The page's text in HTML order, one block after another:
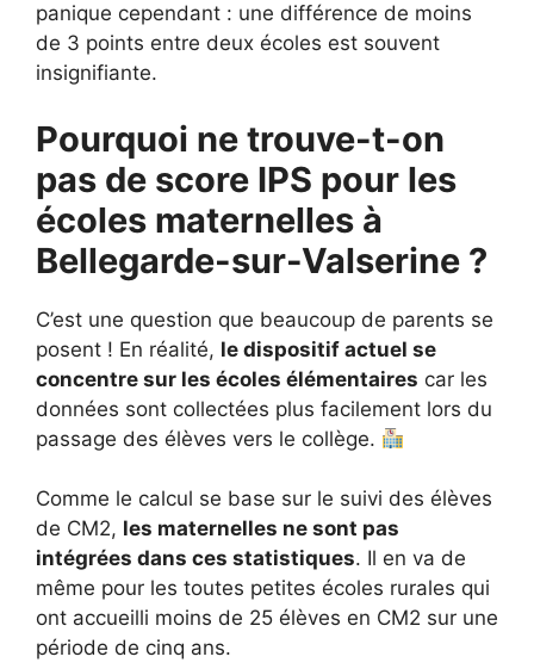
panique cependant : une différence de moins
de 3 points entre deux écoles est souvent
insignifiante.
Pourquoi ne trouve-t-on
pas de score IPS pour les
écoles maternelles à
Bellegarde-sur-Valserine ?
C’est une question que beaucoup de parents se
posent ! En réalité, le dispositif actuel se
concentre sur les écoles élémentaires car les
données sont collectées plus facilement lors du
passage des élèves vers le collège.
Comme le calcul se base sur le suivi des élèves
de CM2, les maternelles ne sont pas
intégrées dans ces statistiques. Il en va de
même pour les toutes petites écoles rurales qui
ont accueilli moins de 25 élèves en CM2 sur une
période de cinq ans.